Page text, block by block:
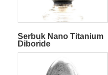
Serbuk Nano Titanium
Diboride